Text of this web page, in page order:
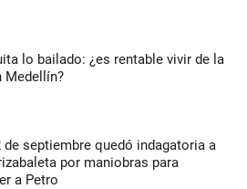
lo bailado: ¿es rentable vivir de la
Medellín?
de septiembre quedó indagatoria a
por maniobras para
a Petro